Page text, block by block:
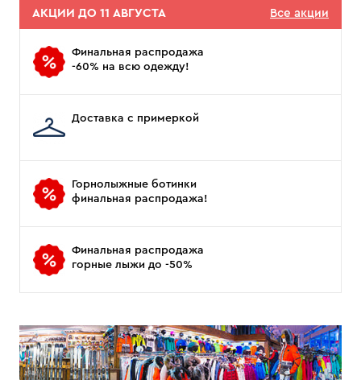
АКЦИИ ДО 11 АВГУСТА Все акции
Финальная распродажа
-60% на всю одежду!
Доставка с примеркой
Горнолыжные ботинки
финальная распродажа!
Финальная распродажа
горные лыжи до -50%